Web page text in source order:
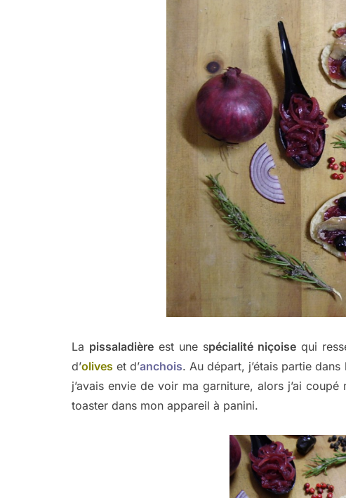
La pissaladièreest une spécialité niçoisequi
d’olives et d’anchois. Au départ, j’étais partie
j’avais envie de voir ma garniture, alors j’ai
toaster dans mon appareil à panini.